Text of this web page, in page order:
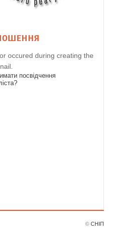
occured during creating the
посвідчення
© СНІП